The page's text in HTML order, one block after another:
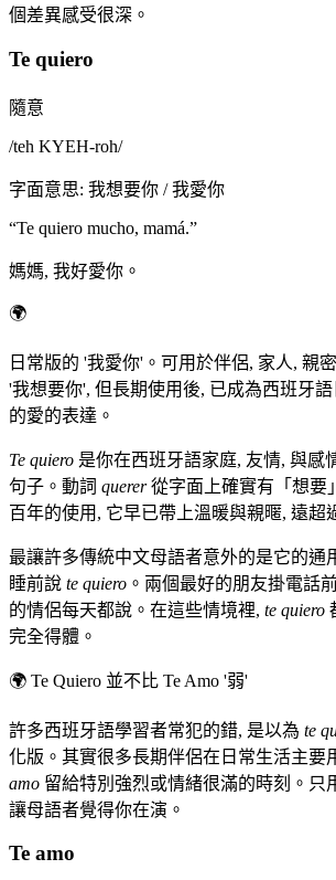
個差異感受很深。
Te quiero
隨意
/teh KYEH-roh/
字面意思: 我想要你 / 我愛你
“Te quiero mucho, mamá.”
媽媽, 我好愛你。
🌍
日常版的 '我愛你'。可用於伴侶, 家人, 親
'我想要你', 但長期使用後, 已成為西班牙
的愛的表達。
Te quiero 是你在西班牙語家庭, 友情, 與感
句子。動詞 querer從字面上確實有「想要
百年的使用, 它早已帶上溫暖與親暱, 遠超
最讓許多傳統中文母語者意外的是它的通
睡前說 te quiero 。兩個最好的朋友掛電話
的情侶每天都說。在這些情境裡, te quiero
完全得體。
🌍 Te Quiero 並不比 Te Amo '弱'
許多西班牙語學習者常犯的錯, 是以為 te
化版。其實很多長期伴侶在日常生活主要
amo 留給特別強烈或情緒很滿的時刻。只
讓母語者覺得你在演。
Te amo